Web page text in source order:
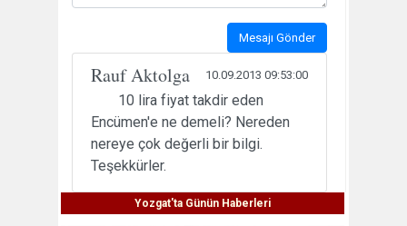
Mesajı Gönder
Rauf Aktolga 10.09.2013 09:53:00
10 lira fiyat takdir eden
Encümen'e ne demeli? Nereden
nereye çok değerli bir bilgi.
Teşekkürler.
Yozgat'ta Günün Haberleri